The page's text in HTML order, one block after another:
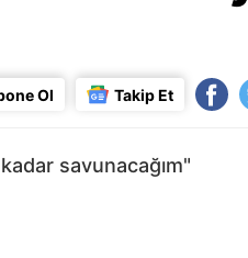
Ol Takip Et
savunacağım"